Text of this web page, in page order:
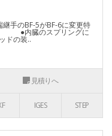
手のBF-5がBF-6に変更特
●内臓のスプリングに
の装..
見積りへ
IGES STEP